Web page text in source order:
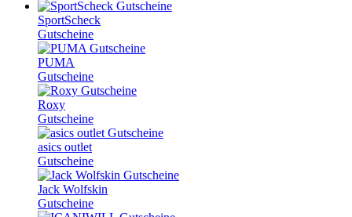
SportScheck
Gutscheine
PUMA
Gutscheine
Roxy
Gutscheine
asics outlet
Gutscheine
Jack Wolfskin
Gutscheine